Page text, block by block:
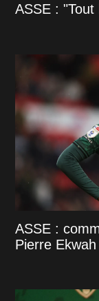
ASSE :
ASSE :
Pierre Ekwah